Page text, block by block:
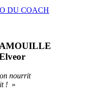
DU COACH
nourrit
! »